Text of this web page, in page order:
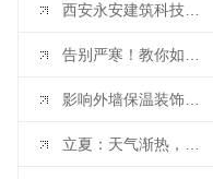
西安永安建筑科技有限责任公司出席第十届..近零能耗与零能耗建筑大会
告别严寒！教你如何为家换上..保温墙体！
影响外墙保温装饰一体板的价格因素
立夏：天气渐热，你做好了外墙保温吗？